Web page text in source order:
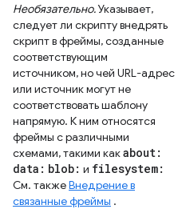
Необязательно.Указывает,
следует ли скрипту внедрять
скрипт в фреймы, созданные
соответствующим
источником, но чей URL-адрес
или источник могут не
соответствовать шаблону
напрямую. К ним относятся
фреймы с различными
схемами, такими какabout:
data: blob: и filesystem:
См. такжеВнедрение в
связанные фреймы .